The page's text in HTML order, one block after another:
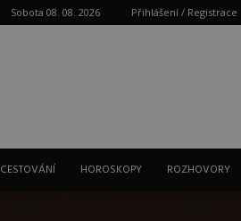
Sobota 08. 08. 2026 Přihlášení / Registrace
CESTOVÁNÍ HOROSKOPY ROZHOVORY